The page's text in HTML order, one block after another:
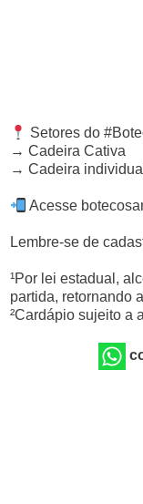
Setores do
→ Cadeira Cativa
→ Cadeira
Acesse
Lembre-se de
¹Por lei estadual,
partida, retornando
²Cardápio sujeito a